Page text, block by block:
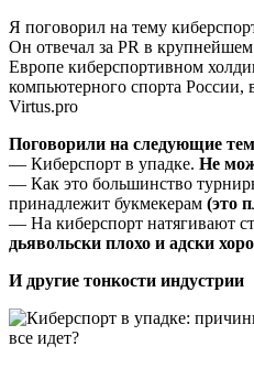
Я поговорил на тему
Он отвечал за PR в
Европе киберспортивном
компьютерного спорта России,
Virtus.pro
Поговорили на следующие
— Киберспорт в упадке. Не
— Как это большинство
принадлежит букмекерам (это
— На киберспорт натягивают
дьявольски плохо и адски
И другие тонкости индустрии